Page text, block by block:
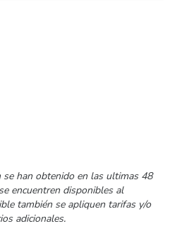
han obtenido en las ultimas 48
encuentren disponibles al
también se apliquen tarifas y/o
adicionales.